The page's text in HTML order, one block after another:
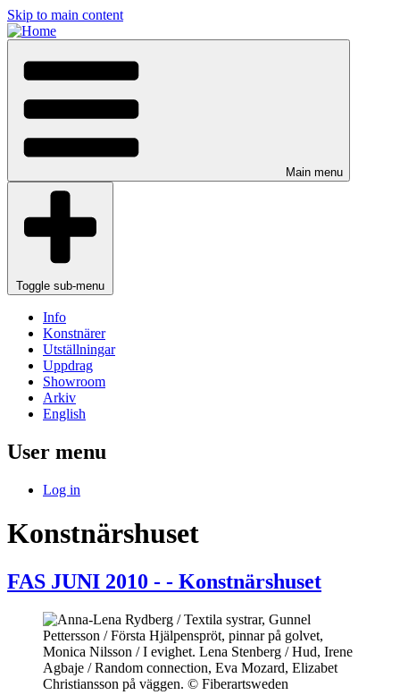
Skip to main content
Main menu
Toggle sub-menu
Info
Konstnärer
Utställningar
Uppdrag
Showroom
Arkiv
English
User menu
Log in
Konstnärshuset
FAS JUNI 2010 - - Konstnärshuset